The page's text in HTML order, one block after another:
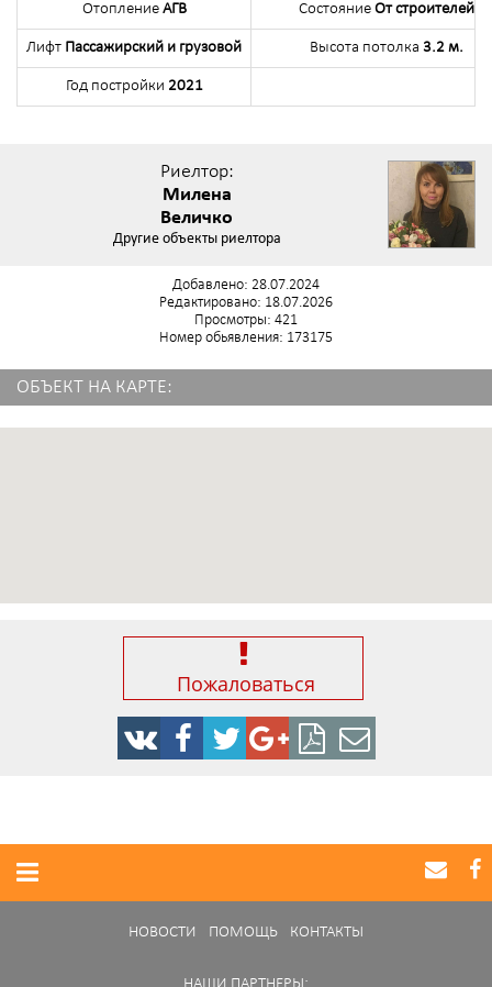
Отопление АГВ Состояние От строителей
Лифт Пассажирский и грузовой Высота потолка 3.2 м.
Год постройки 2021
Риелтор:
Милена
Величко
Другие объекты риелтора
Добавлено: 28.07.2024
Редактировано: 18.07.2026
Просмотры: 421
Номер обьявления: 173175
ОБЪЕКТ НА КАРТЕ:
Пожаловаться
НОВОСТИ ПОМОЩЬ КОНТАКТЫ